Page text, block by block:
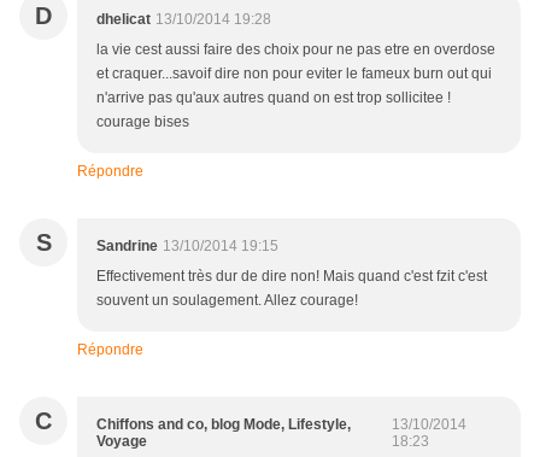
D dhelicat 13/10/2014 19:28
la vie cest aussi faire des choix pour ne pas etre en overdose
et craquer...savoif dire non pour eviter le fameux burn out qui
n'arrive pas qu'aux autres quand on est trop sollicitee !
courage bises
Répondre
S Sandrine 13/10/2014 19:15
Effectivement très dur de dire non! Mais quand c'est fzit c'est
souvent un soulagement. Allez courage!
Répondre
C
Chiffons and co, blog Mode, Lifestyle,
Voyage
13/10/2014
18:23